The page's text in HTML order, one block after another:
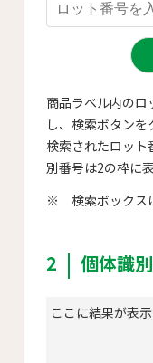
商品ラベル内の
し、検索ボタンを
検索されたロット
別番号は2の枠に
※ 検索ボックス
2 個体識
ここに結果が表示